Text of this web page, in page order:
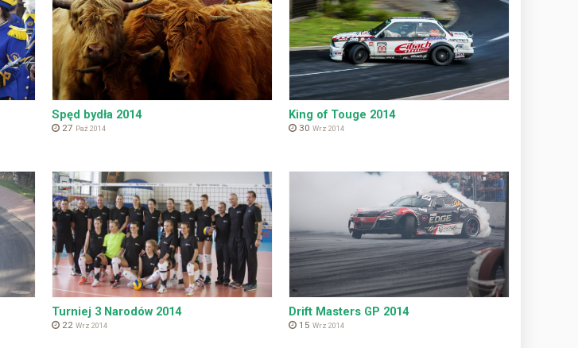
Spęd bydła 2014
27 Paź 2014
King of Touge 2014
30Wrz 2014
Turniej 3 Narodów 2014
22 Wrz 2014
Drift Masters GP 2014
15Wrz 2014